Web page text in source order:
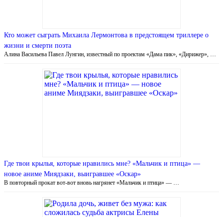
Кто может сыграть Михаила Лермонтова в предстоящем триллере о
жизни и смерти поэта
Алина Васильева Павел Лунгин, известный по проектам «Дама пик», «Дирижер», …
Где твои крылья, которые нравились мне? «Мальчик и птица» —
новое аниме Миядзаки, выигравшее «Оскар»
В повторный прокат вот-вот вновь нагрянет «Мальчик и птица» — …